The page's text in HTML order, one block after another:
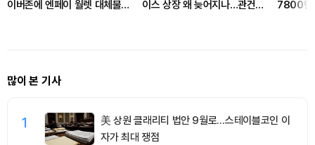
이버존에 엔페이 월렛 대체불가
이스 상장 왜 늦어지나…관건은
7800만
많이 본 기사
1
美 상원 클래리티 법안 9월로…스테이블코인 이
자가 최대 쟁점